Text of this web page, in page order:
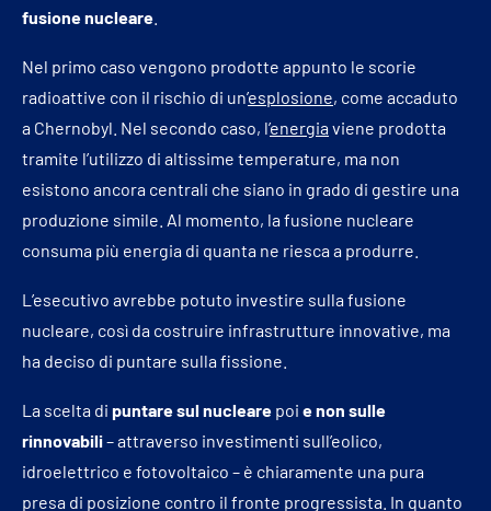
fusione nucleare
Nel primo caso vengono prodotte appunto le scorie
radioattive con il rischio di un’esplosione, come accaduto
a Chernobyl. Nel secondo caso, l’energiaviene prodotta
tramite l’utilizzo di altissime temperature, ma non
esistono ancora centrali che siano in grado di gestire una
produzione simile. Al momento, la fusione nucleare
consuma più energia di quanta ne riesca a produrre.
L’esecutivo avrebbe potuto investire sulla fusione
nucleare, così da costruire infrastrutture innovative, ma
ha deciso di puntare sulla fissione.
La scelta di puntare sul nucleare poi e non sulle
rinnovabili– attraverso investimenti sull’eolico,
idroelettrico e fotovoltaico – è chiaramente una pura
presa di posizione contro il fronte progressista. In quanto